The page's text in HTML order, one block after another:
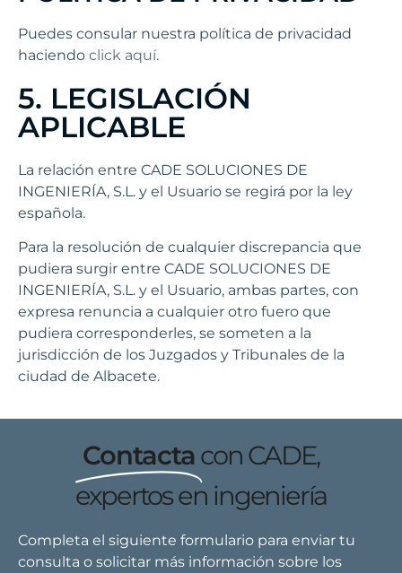
Puedes consular nuestra política de privacidad
haciendo click aquí.
5. LEGISLACIÓN
APLICABLE
La relación entre CADE SOLUCIONES DE
INGENIERÍA, S.L. y el Usuario se regirá por la ley
española.
Para la resolución de cualquier discrepancia que
pudiera surgir entre CADE SOLUCIONES DE
INGENIERÍA, S.L. y el Usuario, ambas partes, con
expresa renuncia a cualquier otro fuero que
pudiera corresponderles, se someten a la
jurisdicción de los Juzgados y Tribunales de la
ciudad de Albacete.
Contacta con CADE,
expertos en ingeniería
Completa el siguiente formulario para enviar tu
consulta o solicitar más información sobre los